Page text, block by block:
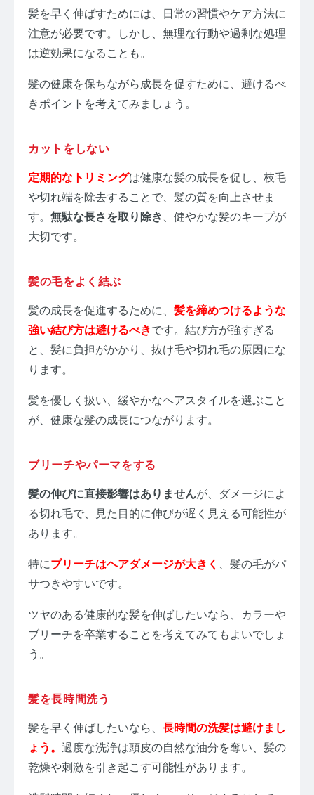
髪を早く伸ばすためには、日常の習慣やケア方法に
注意が必要です。しかし、無理な行動や過剰な処理
は逆効果になることも。
髪の健康を保ちながら成長を促すために、避けるべ
きポイントを考えてみましょう。
カットをしない
定期的なトリミングは健康な髪の成長を促し、枝毛
や切れ端を除去することで、髪の質を向上させま
す。 無駄な長さを取り除き
、健やかな髪のキープが
大切です。
髪の毛をよく結ぶ
髪の成長を促進するために、 髪を締めつけるような
強い結び方は避けるべきです。結び方が強すぎる
と、髪に負担がかかり、抜け毛や切れ毛の原因にな
ります。
髪を優しく扱い、緩やかなヘアスタイルを選ぶこと
が、健康な髪の成長につながります。
ブリーチやパーマをする
髪の伸びに直接影響はありませんが、ダメージによ
る切れ毛で、見た目的に伸びが遅く見える可能性が
あります。
特にブリーチはヘアダメージが大きく
、髪の毛がパ
サつきやすいです。
ツヤのある健康的な髪を伸ばしたいなら、カラーや
ブリーチを卒業することを考えてみてもよいでしょ
う。
髪を長時間洗う
髪を早く伸ばしたいなら、 長時間の洗髪は避けまし
ょう。 過度な洗浄は頭皮の自然な油分を奪い、髪の
乾燥や刺激を引き起こす可能性があります。